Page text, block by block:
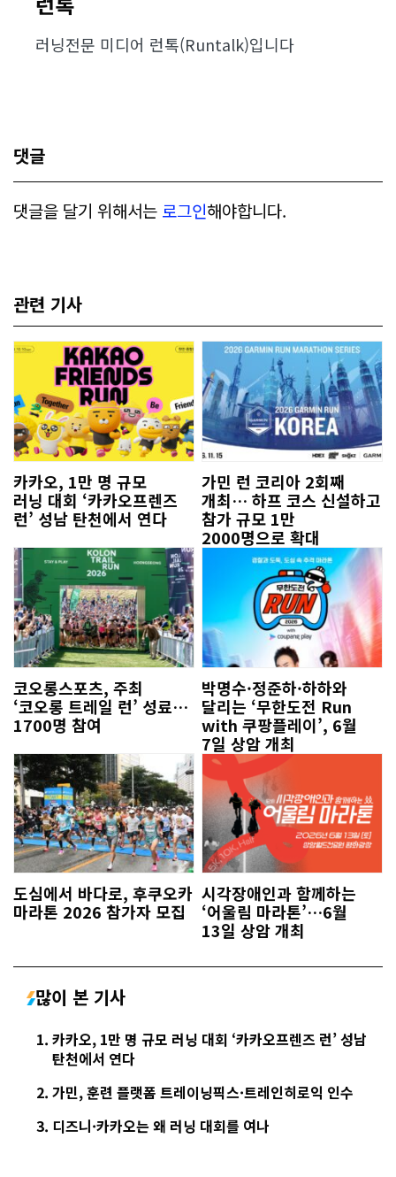
러닝전문 미디어 런톡(Runtalk)입니다
댓글
댓글을 달기 위해서는 로그인해야합니다.
관련 기사
카카오, 1만 명 규모
러닝 대회 ‘카카오프렌즈
런’ 성남 탄천에서 연다
가민 런 코리아 2회째
개최… 하프 코스 신설하고
참가 규모 1만
2000명으로 확대
코오롱스포츠, 주최
‘코오롱 트레일 런’ 성료…
1700명 참여
박명수·정준하·하하와
달리는 ‘무한도전 Run
with 쿠팡플레이’, 6월
7일 상암 개최
도심에서 바다로, 후쿠오카
마라톤 2026 참가자 모집
시각장애인과 함께하는
‘어울림 마라톤’…6월
13일 상암 개최
많이 본 기사
카카오, 1만 명 규모 러닝 대회 ‘카카오프렌즈 런’ 성남
탄천에서 연다
가민, 훈련 플랫폼 트레이닝픽스·트레인히로익 인수
디즈니·카카오는 왜 러닝 대회를 여나